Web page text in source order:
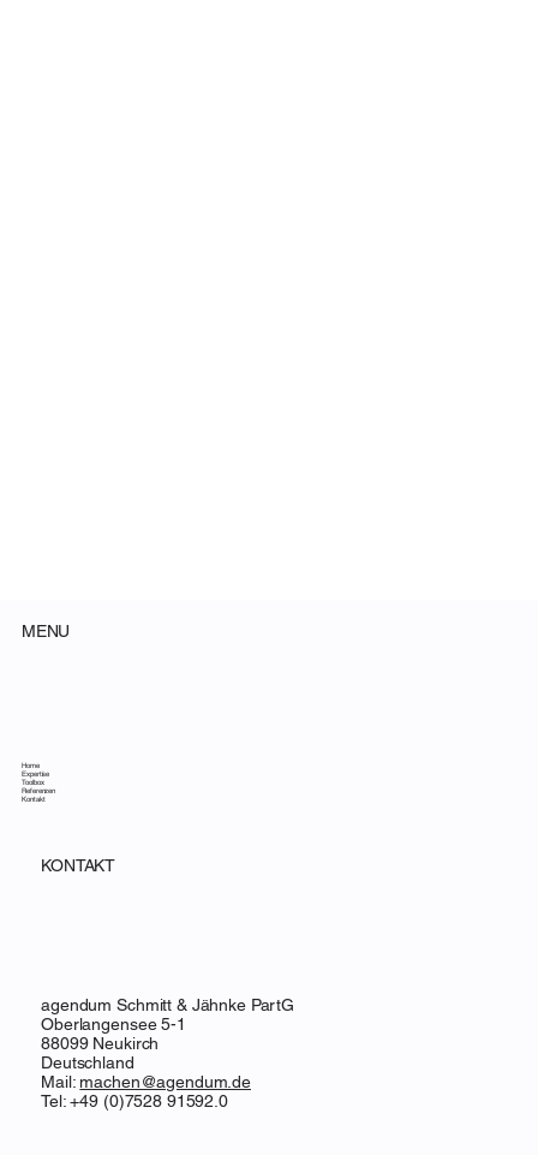
MENU
Home
Expertise
Toolbox
Referenzen
Kontakt
KONTAKT
agendum Schmitt & Jähnke PartG
Oberlangensee 5-1
88099 Neukirch
Deutschland
Mail: machen@agendum.de
Tel: +49 (0)7528 91592.0